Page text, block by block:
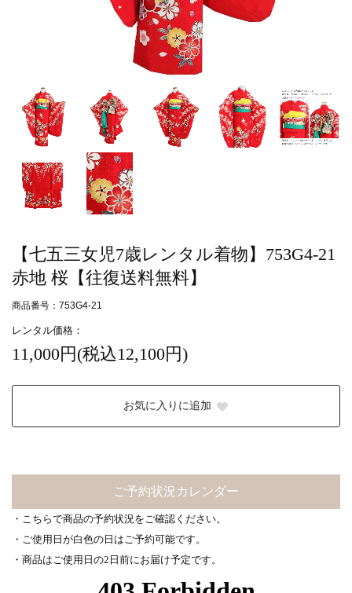
【七五三女児7歳レンタル着物】753G4-21
赤地 桜【往復送料無料】
商品番号：753G4-21
レンタル価格：
11,000円(税込12,100円)
お気に入りに追加
ご予約状況カレンダー
・こちらで商品の予約状況をご確認ください。
・ご使用日が白色の日はご予約可能です。
・商品はご使用日の2日前にお届け予定です。